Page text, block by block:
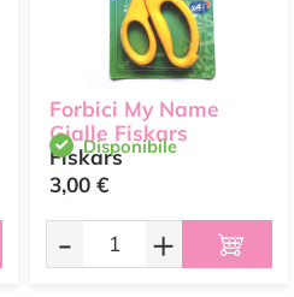
Forbici My Name
Gialle Fiskars
FiskarsDisponibile
3,00 €
- +